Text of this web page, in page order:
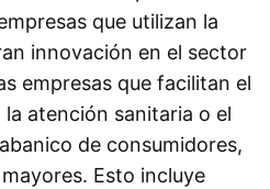
que utilizan la
innovación en el sector
empresas que facilitan el
atención sanitaria o el
de consumidores,
Esto incluye